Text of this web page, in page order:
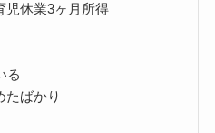
児休業3ヶ月所得
る
たばかり